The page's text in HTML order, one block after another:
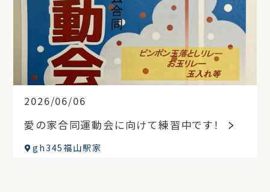
2026/06/06
愛の家合同運動会に向けて練習中です！
gh345福山駅家